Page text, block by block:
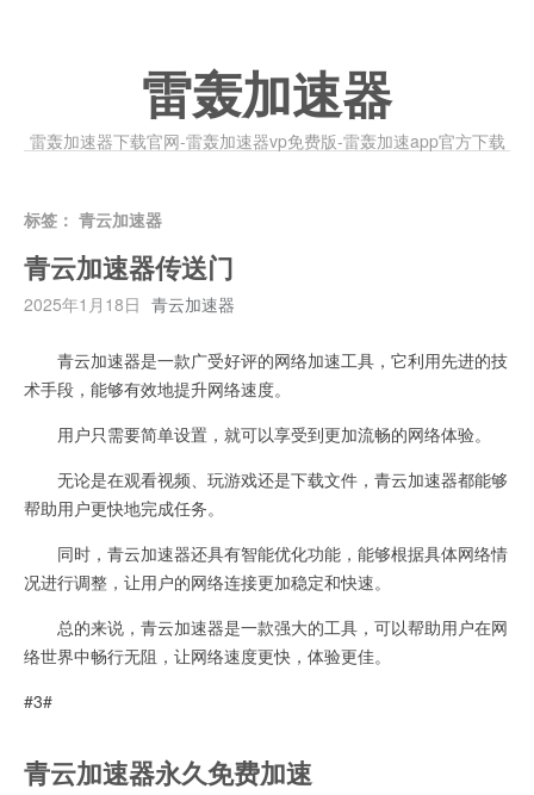
雷轰加速器
雷轰加速器下载官网-雷轰加速器vp免费版-雷轰加速app官方下载
标签： 青云加速器
青云加速器传送门
2025年1月18日 青云加速器
青云加速器是一款广受好评的网络加速工具，它利用先进的技
术手段，能够有效地提升网络速度。
用户只需要简单设置，就可以享受到更加流畅的网络体验。
无论是在观看视频、玩游戏还是下载文件，青云加速器都能够
帮助用户更快地完成任务。
同时，青云加速器还具有智能优化功能，能够根据具体网络情
况进行调整，让用户的网络连接更加稳定和快速。
总的来说，青云加速器是一款强大的工具，可以帮助用户在网
络世界中畅行无阻，让网络速度更快，体验更佳。
#3#
青云加速器永久免费加速